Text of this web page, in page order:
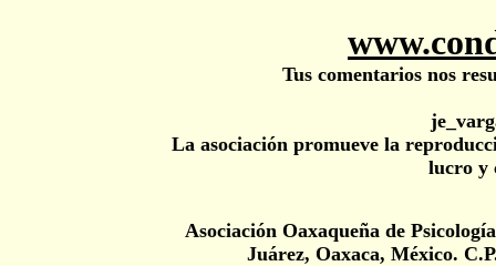
Tus comentarios nos
La asociación promueve la
lucro y
Asociación Oaxaqueña de
Juárez, Oaxaca, México.